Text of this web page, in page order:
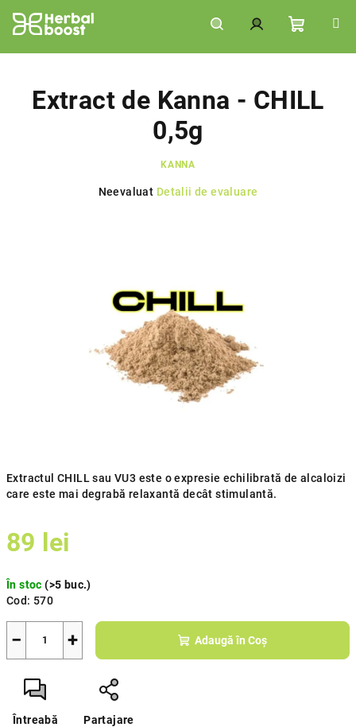
conținut
de
Extractul CHILL sau VU3 este o expresie echilibrată de alcaloizi
care este mai degrabă relaxantă decât stimulantă.
89 lei
preţ:
În stoc(>5 buc.)
Cod: 570
+
− Adaugă în Coş
Întreabă Partajare
Extract de Kanna - CHILL
0,5g
KANNA
Evaluarea
Neevaluat Detalii de evaluare